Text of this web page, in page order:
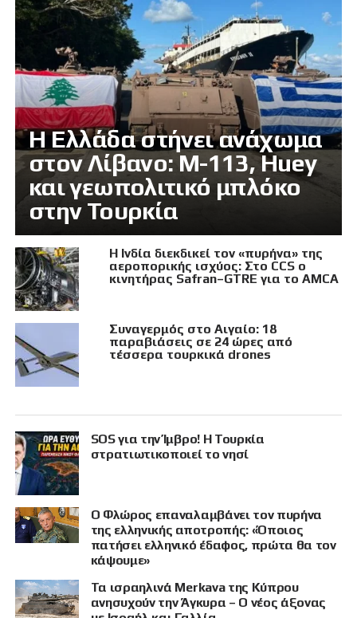
Η Ελλάδα στήνει ανάχωμα
στον Λίβανο: M-113, Huey
και γεωπολιτικό μπλόκο
στην Τουρκία
Η Ινδία διεκδικεί τον «πυρήνα» της
αεροπορικής ισχύος: Στο CCS ο
κινητήρας Safran–GTRE για το AMCA
Συναγερμός στο Αιγαίο: 18
παραβιάσεις σε 24 ώρες από
τέσσερα τουρκικά drones
SOS για την Ίμβρο! Η Τουρκία
στρατιωτικοποιεί το νησί
Ο Φλώρος επαναλαμβάνει τον πυρήνα
της ελληνικής αποτροπής: «Όποιος
πατήσει ελληνικό έδαφος, πρώτα θα τον
κάψουμε»
Τα ισραηλινά Merkava της Κύπρου
ανησυχούν την Άγκυρα – Ο νέος άξονας